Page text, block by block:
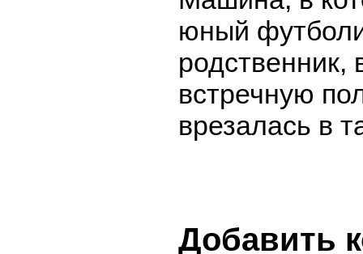
юный
родственник,
встречную
врезалась в
Добавить